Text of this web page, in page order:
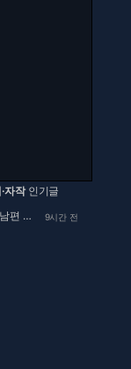
자작인기글
에 고민 9시간 전